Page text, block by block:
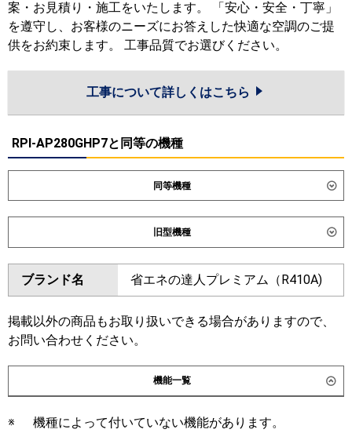
案・お見積り・施工をいたします。 「安心・安全・丁寧」
を遵守し、お客様のニーズにお答えした快適な空調のご提
供をお約束します。 工事品質でお選びください。
工事について詳しくはこちら
RPI-AP280GHP7と同等の機種
同等機種
ダイキン
東芝
三菱電機
日立
三菱重工
旧型機種
ダイキン
東芝
三菱電機
パナソニック
ブランド名 省エネの達人プレミアム（R410A)
掲載以外の商品もお取り扱いできる場合がありますので、
お問い合わせください。
機能一覧
※
機種によって付いていない機能があります。